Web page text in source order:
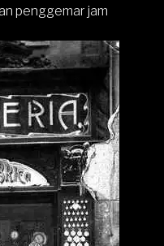
penggemar jam